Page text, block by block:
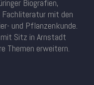
Biografien,
Fachliteratur mit den
und Pflanzenkunde.
Sitz in Arnstadt
Themen erweitern.